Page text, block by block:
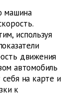
машина
используя
движения
автомобиль
на карте и
к